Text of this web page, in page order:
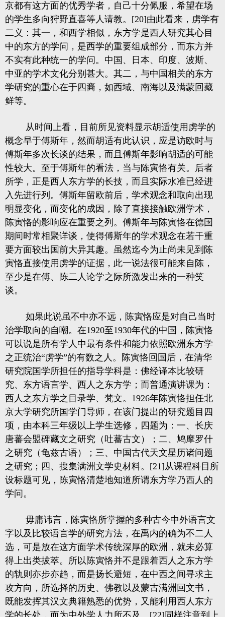
京都有这方面的优秀学者，自己十分佩服，希望在场
的学生多向狩野直喜等人请教。[20]由此看来，虏学有
二义：其一，和西学相似，东方学是西人研究其心目
中的东方的学问，是西学的重要组成部分，而东方并
不实有此种统一的学问。中国、日本、印度、波斯、
中亚的学术文化分别甚大。其二，与中国相关的东方
学研究的重心在于四裔，如西域、南海以及满蒙回藏
鲜等。
从时间上看，目前所见资料显示胡适使用虏学的
概念早于傅斯年，然而胡适有此认识，应是访欧时与
傅斯年多次长谈的结果，而且傅斯年影响胡适的可能
性较大。至于傅斯年的看法，当与陈寅恪有关。后者
所学，正是西人东方学的长技，而且实际水准已经进
入先进行列。傅斯年留欧前后，学术观念和取向出现
明显变化，而变化的成因，除了直接接触欧洲学术，
陈寅恪的影响应在重要之列。傅斯年与陈寅恪在德国
期间时常相聚详谈，使得傅斯年的学术观念在若干重
要方面较出国前大异其趣。虽然迄今为止尚未见到陈
寅恪直接使用虏学的证据，此一说法很可能来自陈，
至少是在傅、陈二人论学之际所激发出来的一种笑
谈。
如果此说虽不中亦不远，陈寅恪应是对自己当时
治学取向的自嘲。在1920至1930年代的中国，陈寅恪
可以说是所有学人中最有条件和能力依照欧洲东方学
之正统治“虏学”的有数之人。陈寅恪回国后，在清华
研究院国学所担任的指导学科是：佛经译本比较研
究、东方语言学、西人之东方学；而普通演讲课为：
西人之东方学之目录学、梵文。1926年陈寅恪担任北
京大学研究所国学门导师，在该门提出的研究题目四
项，由本科三年级以上学生选修，四题为：一、长庆
唐蕃会盟碑藏文之研究（吐蕃古文）；二、鸠摩罗什
之研究（龟兹古语）；三、中国古代天文星历诸问题
之研究；四、搜集满洲文学史材料。[21]从课程科目所
设标题可见，陈寅恪清楚地知道所谓东方学乃西人的
学问。
毋庸讳言，陈寅恪所掌握的多种古今中外语言文
字以及比较语言学的研究方法，在禹内的确为不二人
选，可是放在这方面学术传统深厚的欧洲，就未必算
得上出类拔萃。所以陈寅恪并不是跟着西人之东方学
的轨则亦步亦趋，而是扬长避短，在中西之间寻求主
攻方向，所选择的历史、佛教以及蒙古满洲回文书，
既能发挥其汉文典籍熟悉的优势，又能利用西人东方
学的长处，而为中外学人力所不及。[22]同样注意到上